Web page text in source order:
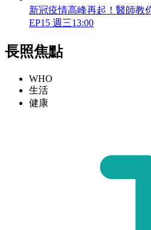
新冠疫情高峰再起！醫師教
EP15 週三13:00
長照焦點
WHO
生活
健康